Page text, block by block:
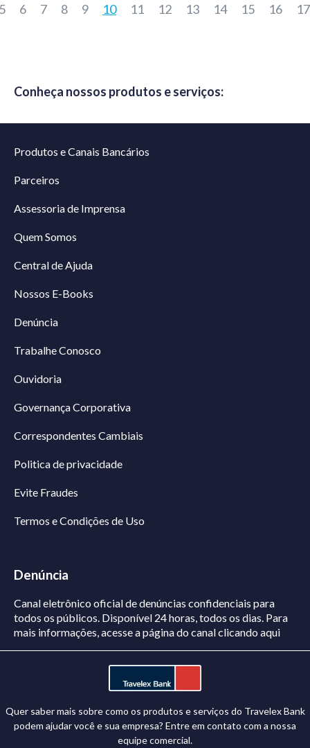
6 7 8 9 10 11 12 13 14 15 16 17
Conheça nossos produtos e serviços:
Produtos e Canais Bancários
Parceiros
Assessoria de Imprensa
Quem Somos
Central de Ajuda
Nossos E-Books
Denúncia
Trabalhe Conosco
Ouvidoria
Governança Corporativa
Correspondentes Cambiais
Politica de privacidade
Evite Fraudes
Termos e Condições de Uso
Denúncia
Canal eletrônico oficial de denúncias confidenciais para
todos os públicos. Disponível 24 horas, todos os dias. Para
mais informações, acesse a página do canalclicando aqui
Quer saber mais sobre como os produtos e serviços do Travelex Bank
podem ajudar você e sua empresa? Entre em contato com a nossa
equipe comercial.